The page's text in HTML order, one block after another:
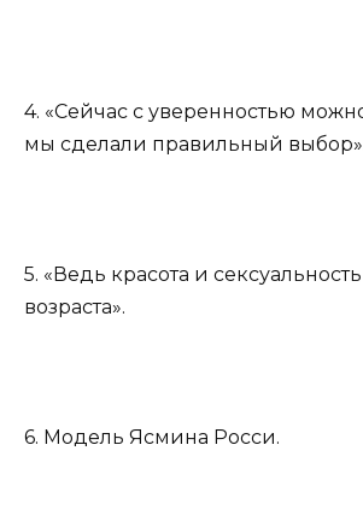
4. «Сейчас с уверенностью можно
мы сделали правильный
5. «Ведь красота и
возраста».
6. Модель Ясмина Росси.